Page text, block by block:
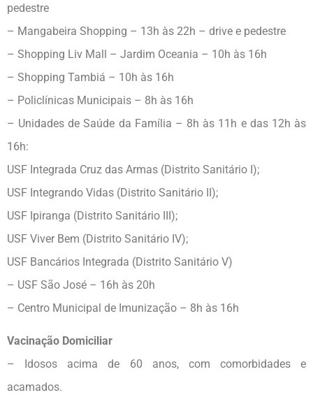
pedestre
– Mangabeira Shopping – 13h às 22h – drive e pedestre
– Shopping Liv Mall – Jardim Oceania – 10h às 16h
– Shopping Tambiá – 10h às 16h
– Policlínicas Municipais – 8h às 16h
– Unidades de Saúde da Família – 8h às 11h e das 12h às
16h:
USF Integrada Cruz das Armas (Distrito Sanitário I);
USF Integrando Vidas (Distrito Sanitário II);
USF Ipiranga (Distrito Sanitário III);
USF Viver Bem (Distrito Sanitário IV);
USF Bancários Integrada (Distrito Sanitário V)
– USF São José – 16h às 20h
– Centro Municipal de Imunização – 8h às 16h
Vacinação Domiciliar
– Idosos acima de 60 anos, com comorbidades e
acamados.